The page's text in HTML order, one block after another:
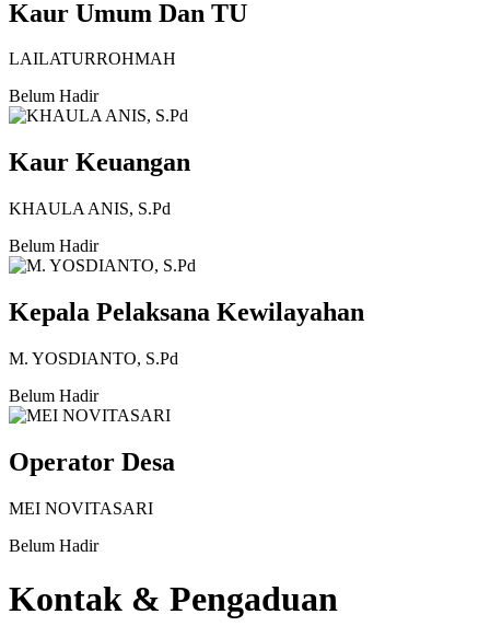
Kaur Umum Dan TU
LAILATURROHMAH
Belum Hadir
Kaur Keuangan
KHAULA ANIS, S.Pd
Belum Hadir
Kepala Pelaksana Kewilayahan
M. YOSDIANTO, S.Pd
Belum Hadir
Operator Desa
MEI NOVITASARI
Belum Hadir
Kontak & Pengaduan